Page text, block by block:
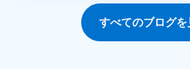
すべてのブログを